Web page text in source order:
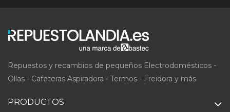
Repuestos y recambios de pequeños Electrodomésticos -
Ollas - Cafeteras Aspiradora - Termos - Freidora y más
PRODUCTOS